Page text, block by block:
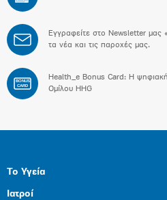
Εγγραφείτε στο Newsletter μας
τα νέα και τις παροχές μας.
BONUS
CARD
Health_e Bonus Card: H
Ομίλου HHG
Το Υγεία
Ιατροί